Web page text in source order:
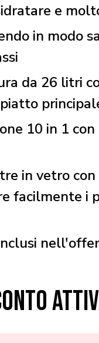
e
in modo
da 26 litri
10 in 1
in vetro
facilmente i